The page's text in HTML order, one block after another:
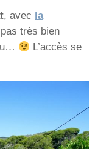
, avec la
très bien
L’accès se